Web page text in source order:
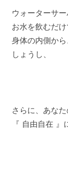
ウォーターサー
お水を飲むだけ
身体の内側か
しょうし、
さらに、あな
『 自由自在 』